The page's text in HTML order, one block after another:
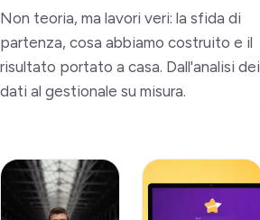
Non teoria, ma lavori veri: la sfida di
partenza, cosa abbiamo costruito e il
risultato portato a casa. Dall'analisi dei
dati al gestionale su misura.